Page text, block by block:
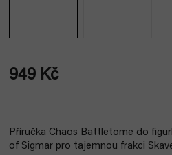
949 Kč
Příručka Chaos Battletome do
of Sigmar pro tajemnou frakci